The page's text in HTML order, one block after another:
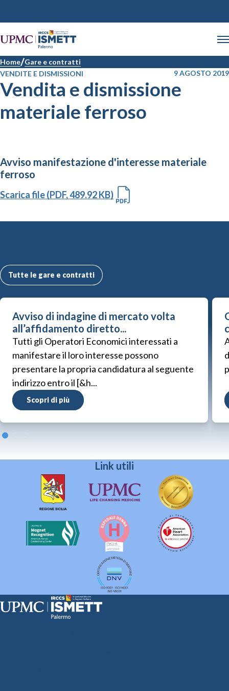
Home Gare e contratti
VENDITE E DISMISSIONI
9 AGOSTO 2019
Vendita e dismissione
materiale ferroso
Avviso manifestazione d'interesse materiale
ferroso
Scarica file (PDF, 489.92 KB)
Tutte le gare e contratti
Avviso di indagine di mercato volta
all’affidamento diretto...
Tutti gli Operatori Economici interessati a
manifestare il loro interesse possono
presentare la propria candidatura al seguente
indirizzo entro il [&h...
Scopri di più
Link utili